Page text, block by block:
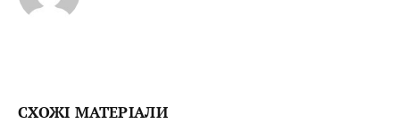
СХОЖІ МАТЕРІАЛИ